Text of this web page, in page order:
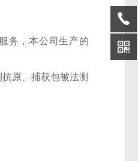
务，本公司生产的
原、捕获包被法测